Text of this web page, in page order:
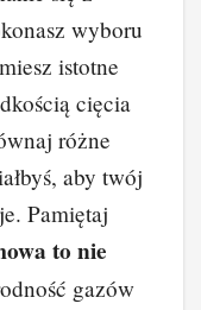
wyboru
istotne
cięcia
różne
aby twój
Pamiętaj
to nie
gazów